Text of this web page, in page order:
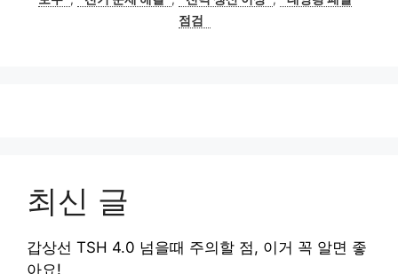
점검
최신 글
갑상선 TSH 4.0 넘을때 주의할 점, 이거 꼭 알면 좋
아요!